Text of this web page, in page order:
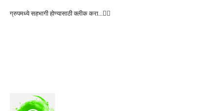
ग्रुपमध्ये सहभागी होण्यासाठी क्लीक करा…👆🏻